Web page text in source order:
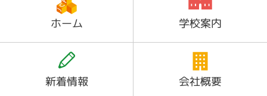
ホーム 学校案内
新着情報 会社概要